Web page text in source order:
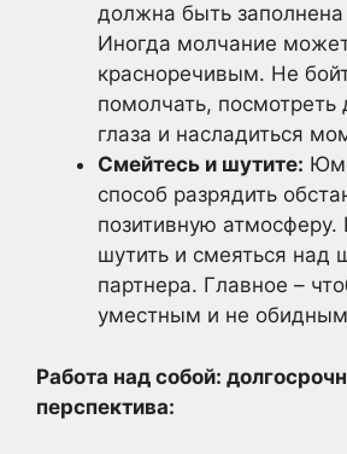
должна быть
Иногда молчание
красноречивым. Не
помолчать, посмотреть
глаза и насладиться
Смейтесь и шутите:
способ разрядить
позитивную атмосферу.
шутить и смеяться над
партнера. Главное –
уместным и не
Работа над собой:
перспектива: